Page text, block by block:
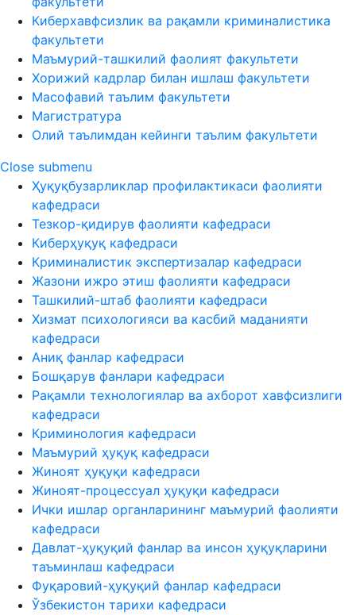
Киберхавфсизлик ва рақамли криминалистика
факультети
Маъмурий-ташкилий фаолият факультети
Хорижий кадрлар билан ишлаш факультети
Масофавий таълим факультети
Магистратура
Олий таълимдан кейинги таълим факультети
Close submenu
Ҳуқуқбузарликлар профилактикаси фаолияти
кафедраси
Тезкор-қидирув фаолияти кафедраси
Киберҳуқуқ кафедраси
Криминалистик экспертизалар кафедраси
Жазони ижро этиш фаолияти кафедраси
Ташкилий-штаб фаолияти кафедраси
Хизмат психологияси ва касбий маданияти
кафедраси
Аниқ фанлар кафедраси
Бошқарув фанлари кафедраси
Рақамли технологиялар ва ахборот хавфсизлиги
кафедраси
Криминология кафедраси
Маъмурий ҳуқуқ кафедраси
Жиноят ҳуқуқи кафедраси
Жиноят-процессуал ҳуқуқи кафедраси
Ички ишлар органларининг маъмурий фаолияти
кафедраси
Давлат-ҳуқуқий фанлар ва инсон ҳуқуқларини
таъминлаш кафедраси
Фуқаровий-ҳуқуқий фанлар кафедраси
Ўзбекистон тарихи кафедраси